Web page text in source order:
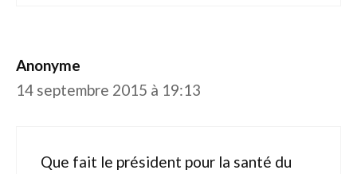
Anonyme
14 septembre 2015 à 19:13
Que fait le président pour la santé du